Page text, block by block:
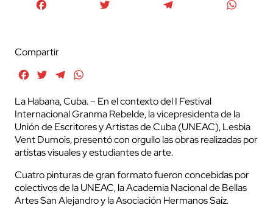
Compartir
FacebookTwitterTelegram
La Habana, Cuba. – En el contexto del I Festival
Internacional Granma Rebelde, la vicepresidenta de la
Unión de Escritores y Artistas de Cuba (UNEAC), Lesbia
Vent Dumois, presentó con orgullo las obras realizadas por
artistas visuales y estudiantes de arte.
Cuatro pinturas de gran formato fueron concebidas por
colectivos de la UNEAC, la Academia Nacional de Bellas
Artes San Alejandro y la Asociación Hermanos Saíz.